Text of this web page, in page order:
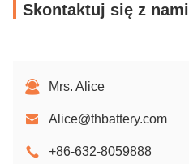
Skontaktuj się z nami
Mrs. Alice
Alice@thbattery.com
+86-632-8059888